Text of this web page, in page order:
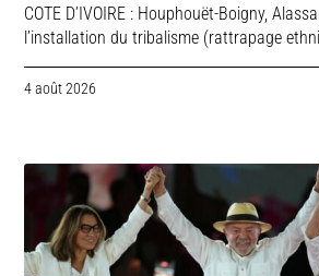
COTE D’IVOIRE : Houphouët-Boigny,
l’installation du tribalisme (rattrapage
4 août 2026